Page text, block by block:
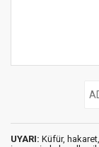
UYARI: Küfür,